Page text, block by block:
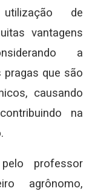
de
vantagens
a
que são
causando
na
professor
agrônomo,